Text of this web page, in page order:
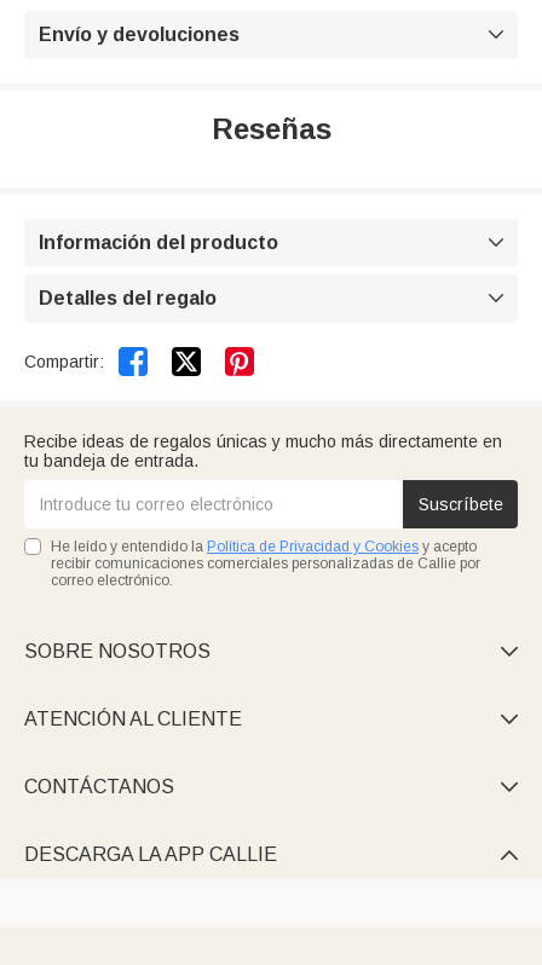
Envío y devoluciones 
Reseñas
Información del producto 
Detalles del regalo 
Compartir:  
Recibe ideas de regalos únicas y mucho más directamente en
tu bandeja de entrada.
Suscríbete
He leído y entendido la Política de Privacidad y Cookies y acepto
recibir comunicaciones comerciales personalizadas de Callie por
correo electrónico.
SOBRE NOSOTROS 
ATENCIÓN AL CLIENTE 
CONTÁCTANOS 
DESCARGA LA APP CALLIE 